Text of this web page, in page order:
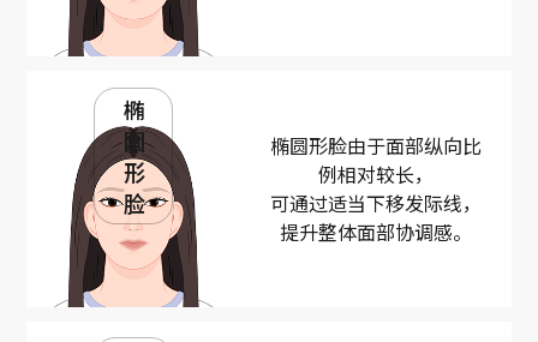
椭
圆
形
脸
椭圆形脸由于面部纵向比
例相对较长，
可通过适当下移发际线，
提升整体面部协调感。